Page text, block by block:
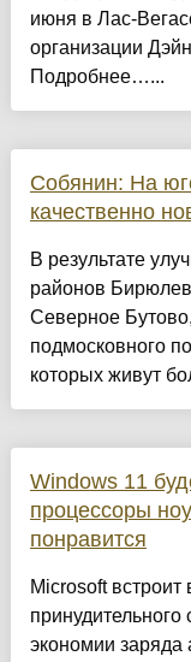
июня в
организации
Подробнее…...
Собянин: На
качественно
В результате
районов
Северное
подмосковного
которых живут
Windows 11
процессоры
понравится
Microsoft
экономии заряда